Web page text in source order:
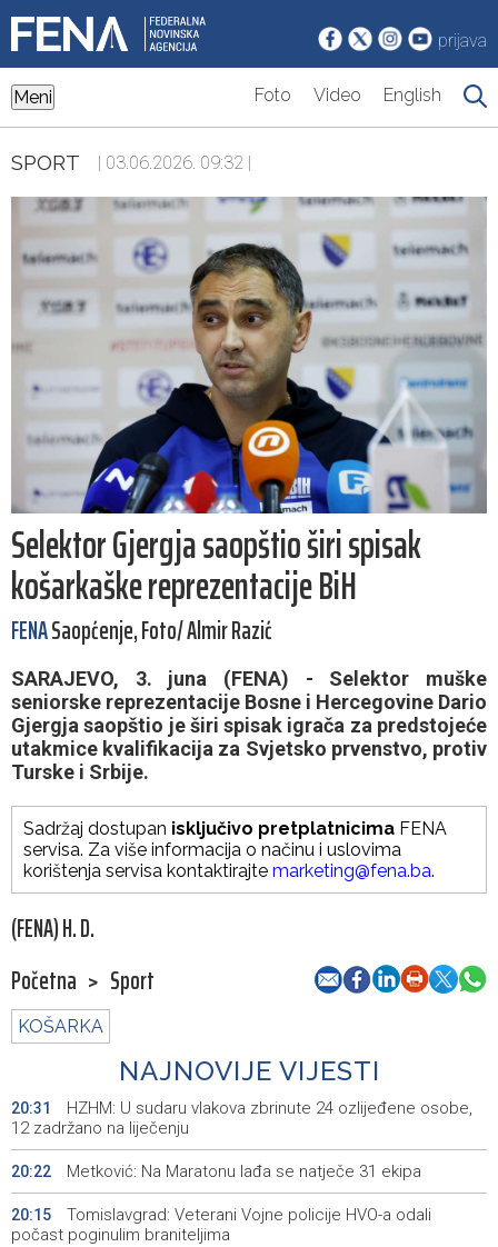
prijava
Meni Foto Video English
SPORT | 03.06.2026. 09:32 |
Selektor Gjergja saopštio širi spisak
košarkaške reprezentacije BiH
FENASaopćenje, Foto/ Almir Razić
SARAJEVO, 3. juna (FENA) - Selektor muške
seniorske reprezentacije Bosne i Hercegovine Dario
Gjergja saopštio je širi spisak igrača za predstojeće
utakmice kvalifikacija za Svjetsko prvenstvo, protiv
Turske i Srbije.
Sadržaj dostupan isključivo pretplatnicima FENA
servisa. Za više informacija o načinu i uslovima
korištenja servisa kontaktirajte marketing@fena.ba.
(FENA) H. D.
Početna > Sport
KOŠARKA
NAJNOVIJE VIJESTI
20:31
HZHM: U sudaru vlakova zbrinute 24 ozlijeđene osobe,
12 zadržano na liječenju
20:22 Metković: Na Maratonu lađa se natječe 31 ekipa
20:15
Tomislavgrad: Veterani Vojne policije HVO-a odali
počast poginulim braniteljima